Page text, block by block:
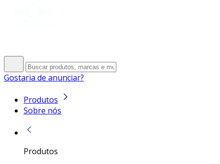
Gostaria de anunciar?
Produtos
Sobre nós
Produtos